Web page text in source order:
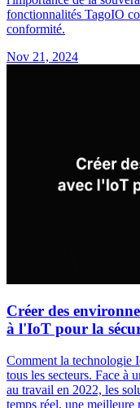
fonctionnalités TagoIO
conformité.
Nov 21, 2024
Créer des
à l'IoT pour la
Comment la technologie
tous les secteurs. Face à
au travail en 2022, les
temps réel, une meilleure